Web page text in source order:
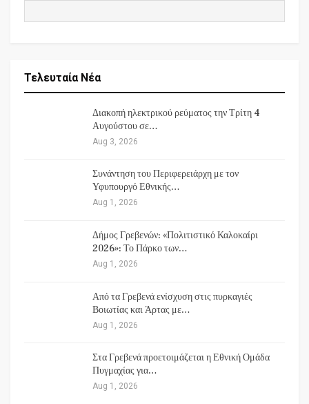
Τελευταία Νέα
Διακοπή ηλεκτρικού ρεύματος την Τρίτη 4
Αυγούστου σε…
Aug 3, 2026
Συνάντηση του Περιφερειάρχη με τον
Υφυπουργό Εθνικής…
Aug 1, 2026
Δήμος Γρεβενών: «Πολιτιστικό Καλοκαίρι
2026»: Το Πάρκο των…
Aug 1, 2026
Από τα Γρεβενά ενίσχυση στις πυρκαγιές
Βοιωτίας και Άρτας με…
Aug 1, 2026
Στα Γρεβενά προετοιμάζεται η Εθνική Ομάδα
Πυγμαχίας για…
Aug 1, 2026